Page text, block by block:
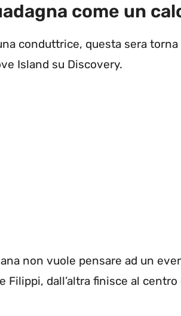
come un
conduttrice, questa sera
Island su Discovery.
non vuole pensare ad un
Filippi, dall’altra finisce al